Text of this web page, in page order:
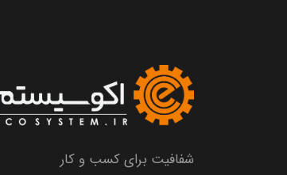
شفافیت برای کسب و کار